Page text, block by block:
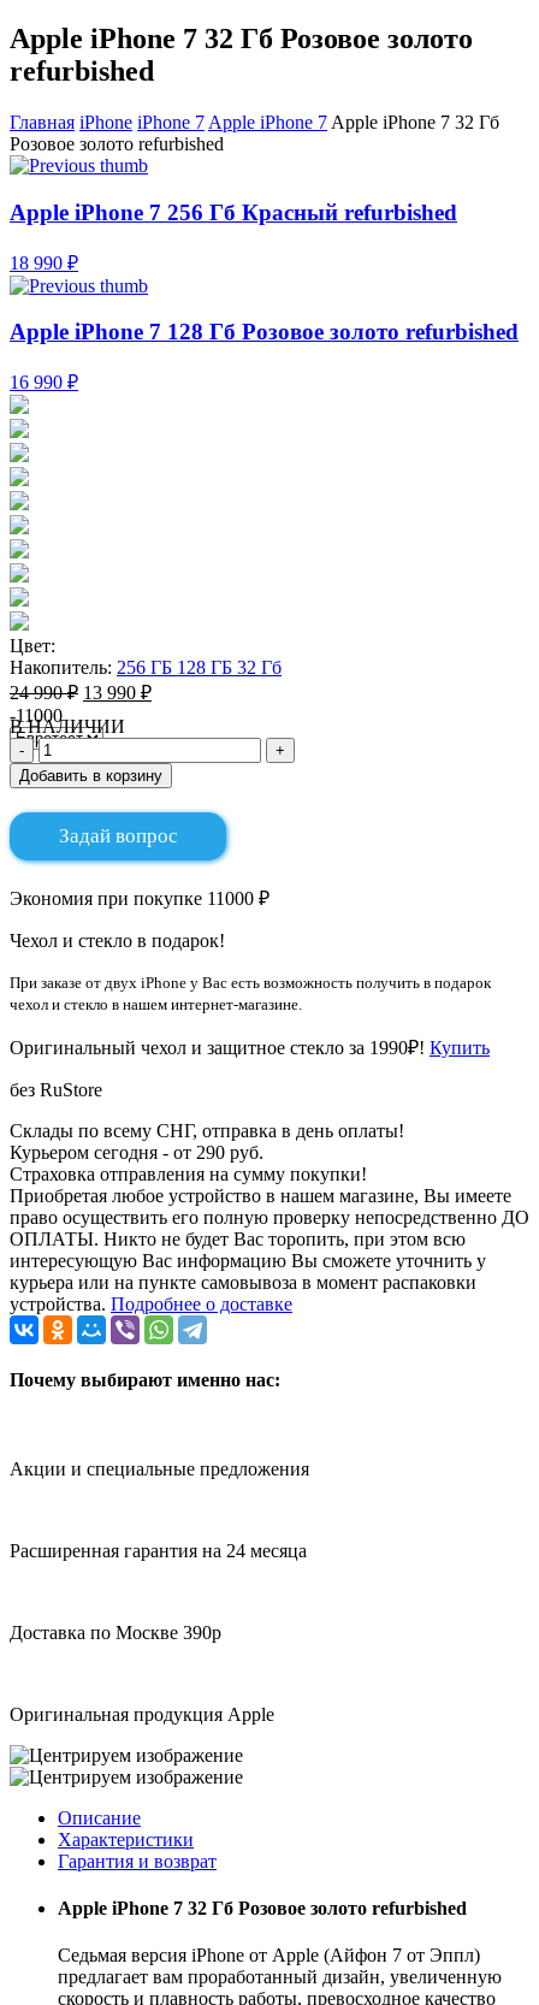
Apple iPhone 7 32 Гб Розовое золото
refurbished
Главная iPhone iPhone 7 Apple iPhone 7 Apple iPhone 7 32 Гб
Розовое золото refurbished
Apple iPhone 7 256 Гб Красный refurbished
18 990 ₽
Apple iPhone 7 128 Гб Розовое золото refurbished
16 990 ₽
Цвет:
Накопитель: 256 ГБ 128 ГБ 32 Гб
24 990 ₽ 13 990 ₽
-11000
В НАЛИЧИИ
Добавить в корзину
Задай вопрос
Экономия при покупке 11000 ₽
Чехол и стекло в подарок!
При заказе от двух iPhone у Вас есть возможность получить в подарок
чехол и стекло в нашем интернет-магазине.
Оригинальный чехол и защитное стекло за 1990₽! Купить
без RuStore
Склады по всему СНГ, отправка в день оплаты!
Курьером сегодня - от 290 руб.
Страховка отправления на сумму покупки!
Приобретая любое устройство в нашем магазине, Вы имеете
право осуществить его полную проверку непосредственно ДО
ОПЛАТЫ. Никто не будет Вас торопить, при этом всю
интересующую Вас информацию Вы сможете уточнить у
курьера или на пункте самовывоза в момент распаковки
устройства. Подробнее о доставке
Почему выбирают именно нас:
Акции и специальные предложения
Расширенная гарантия на 24 месяца
Доставка по Москве 390р
Оригинальная продукция Apple
Описание
Характеристики
Гарантия и возврат
Apple iPhone 7 32 Гб Розовое золото refurbished
Cедьмая версия iPhone от Apple (Айфон 7 от Эппл)
предлагает вам проработанный дизайн, увеличенную
скорость и плавность работы, превосходное качество